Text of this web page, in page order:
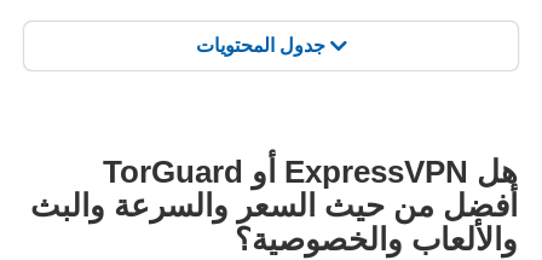
جدول المحتويات
هل ExpressVPN أو TorGuard
أفضل من حيث السعر والسرعة والبث
والألعاب والخصوصية؟